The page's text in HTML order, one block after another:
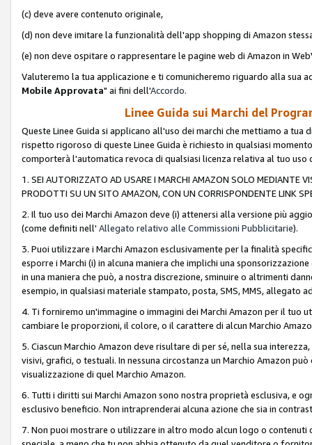
(c) deve avere contenuto originale,
(d) non deve imitare la funzionalità dell'app shopping di Amazon
(e) non deve ospitare o rappresentare le pagine web di Amazon in
Valuteremo la tua applicazione e ti comunicheremo riguardo alla sua
Mobile Approvata" ai fini dell'Accordo.
Linee Guida sui Marchi del
Queste Linee Guida si applicano all'uso dei marchi che mettiamo a
rispetto rigoroso di queste Linee Guida è richiesto in qualsiasi
comporterà l'automatica revoca di qualsiasi licenza relativa al tuo uso
1. SEI AUTORIZZATO AD USARE I MARCHI AMAZON SOLO MEDIANTE
PRODOTTI SU UN SITO AMAZON, CON UN CORRISPONDENTE LINK
2. Il tuo uso dei Marchi Amazon deve (i) attenersi alla versione più
(come definiti nell' Allegato relativo alle Commissioni Pubblicitarie).
3. Puoi utilizzare i Marchi Amazon esclusivamente per la finalità
esporre i Marchi (i) in alcuna maniera che implichi una
in una maniera che può, a nostra discrezione, sminuire o altrimenti
esempio, in qualsiasi materiale stampato, posta, SMS, MMS,
4. Ti forniremo un'immagine o immagini dei Marchi Amazon per il tuo
cambiare le proporzioni, il colore, o il carattere di alcun Marchio
5. Ciascun Marchio Amazon deve risultare di per sé, nella sua
visivi, grafici, o testuali. In nessuna circostanza un Marchio Amazon
visualizzazione di quel Marchio Amazon.
6. Tutti i diritti sui Marchi Amazon sono nostra proprietà esclusiva, e
esclusivo beneficio. Non intraprenderai alcuna azione che sia in
7. Non puoi mostrare o utilizzare in altro modo alcun logo o